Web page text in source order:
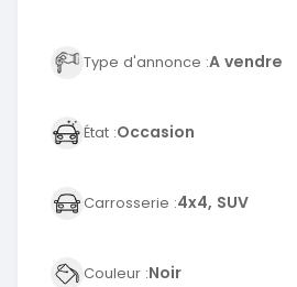
Type d'annonce :A vendre
État :Occasion
Carrosserie :4x4, SUV
Couleur :Noir